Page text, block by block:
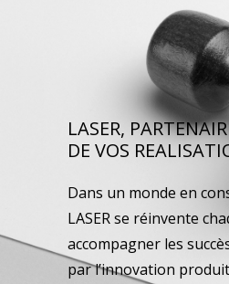
LASER,
DE VOS
Dans un monde en
LASER se réinvente
accompagner les
par l’innovation